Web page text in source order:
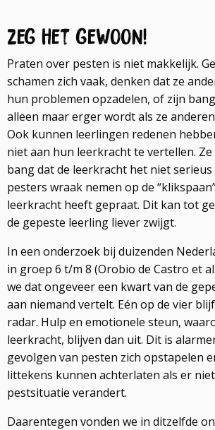
Zeg het gewoon!
Praten over pesten is niet makkelijk.
schamen zich vaak, denken dat ze
hun problemen opzadelen, of zijn
alleen maar erger wordt als ze
Ook kunnen leerlingen redenen
niet aan hun leerkracht te vertellen.
bang dat de leerkracht het niet
pesters wraak nemen op de
leerkracht heeft gepraat. Dit kan tot
de gepeste leerling liever zwijgt.
In een onderzoek bij duizenden
in groep 6 t/m 8 (Orobio de Castro et
we dat ongeveer een kwart van de
aan niemand vertelt. Eén op de vier
radar. Hulp en emotionele steun,
leerkracht, blijven dan uit. Dit is
gevolgen van pesten zich opstapelen
littekens kunnen achterlaten als er
pestsituatie verandert.
Daarentegen vonden we in ditzelfde